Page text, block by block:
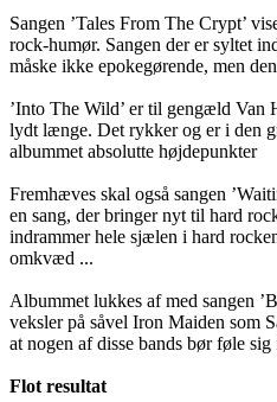
Sangen ’Tales From The Crypt’
rock-humør. Sangen der er syltet
måske ikke epokegørende, men
’Into The Wild’ er til gengæld Van
lydt længe. Det rykker og er i den
albummet absolutte højdepunkter
Fremhæves skal også sangen
en sang, der bringer nyt til hard
indrammer hele sjælen i hard
omkvæd ...
Albummet lukkes af med sangen
veksler på såvel Iron Maiden som
at nogen af disse bands bør føle
Flot resultat